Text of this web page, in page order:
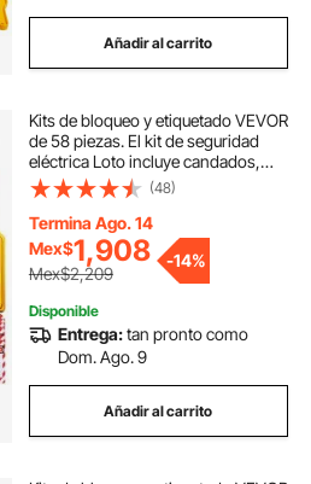
Añadir al carrito
Kits de bloqueo y etiquetado VEVOR
de 58 piezas. El kit de seguridad
eléctrica Loto incluye candados,
estación de bloqueo, cerrojo,
etiquetas y bridas. Herramientas de
seguridad para bloqueo y
etiquetado en industria, energía
eléctrica y maquinaria.
(48)
Termina Ago. 14
Mex$1,908
Mex$2,209
-14%
Disponible
Entrega:tan pronto como
Dom. Ago. 9
Añadir al carrito